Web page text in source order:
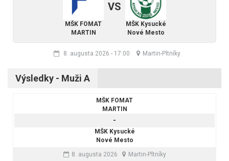
MŠK FOMAT
MARTIN
VS
MŠK Kysucké
Nové Mesto
8. augusta 2026 - 17:00 Martin-Pltníky
Výsledky - Muži A
MŠK FOMAT
MARTIN
-
MŠK Kysucké
Nové Mesto
8. augusta 2026
Martin-Pltníky